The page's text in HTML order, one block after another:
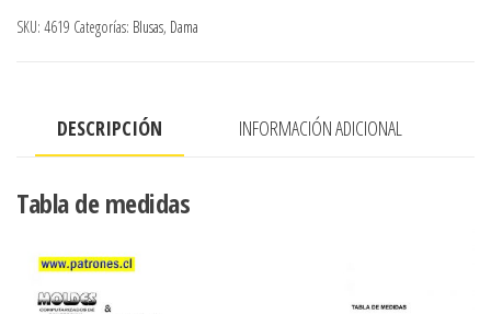
manga
SKU: 4619 Categorías: Blusas, Dama
DESCRIPCIÓN INFORMACIÓN ADICIONAL
Tabla de medidas